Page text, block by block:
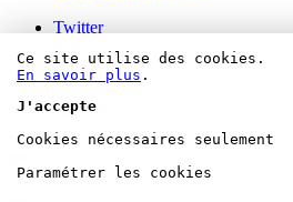
Twitter
Instagram
Facebook
Linkedin
Youtube
Ce site utilise des cookies.
En savoir plus .
J'accepte
Cookies nécessaires seulement
Paramétrer les cookies